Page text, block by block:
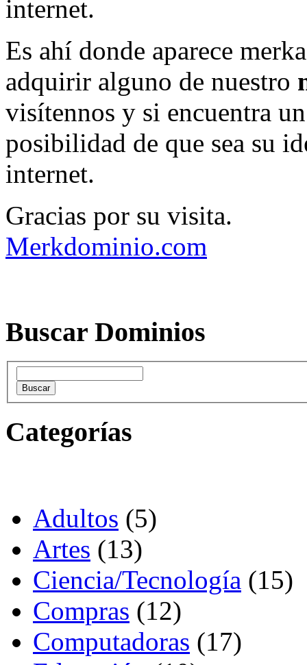
internet.
Es ahí donde aparece
adquirir alguno de nuestro
visítennos y si encuentra
posibilidad de que sea su
internet.
Gracias por su visita.
Merkdominio.com
Buscar Dominios
Categorías
Adultos (5)
Artes (13)
Ciencia/Tecnología (15)
Compras (12)
Computadoras (17)